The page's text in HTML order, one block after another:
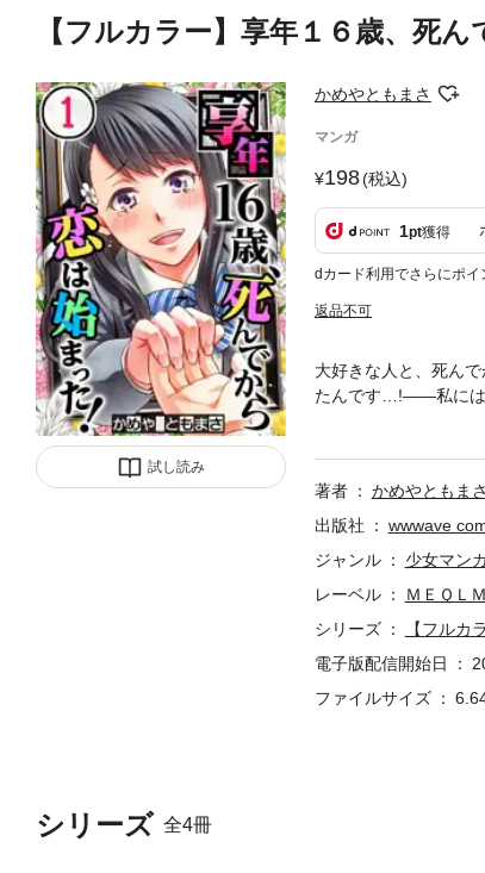
【フルカラー】享年１６歳、死
試し読み
かめやともまさ
マンガ
198(税込)
1pt獲得
dカード利用でさらにポイ
返品不可
シリーズ 全4冊
大好きな人と、死ん
たんです…!――私には
そんなある日、嘘!?
著者
かめやともまさ
出版社
wwwave
ジャンル
少女マン
レーベル
ＭＥＱＬ
シリーズ
【フルカ
電子版配信開始日
ファイルサイズ